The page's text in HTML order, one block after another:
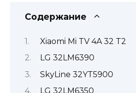
Содержание
Xiaomi Mi TV 4A 32 T2
LG 32LM6390
SkyLine 32YT5900
LG 32LM6350